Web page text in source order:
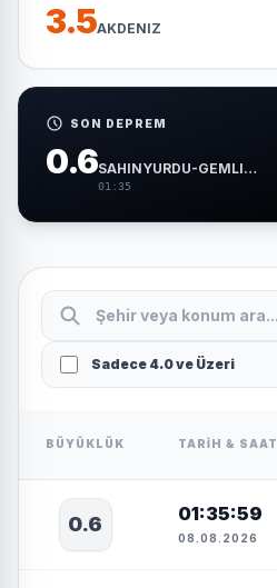
3.5AKDENIZ
SON DEPREM
0.6 SAHINYURDU-GEMLIK (BURSA)
01:35
Sadece 4.0 ve Üzeri
BÜYÜKLÜK TARIH & SAAT
0.6 01:35:59
08.08.2026